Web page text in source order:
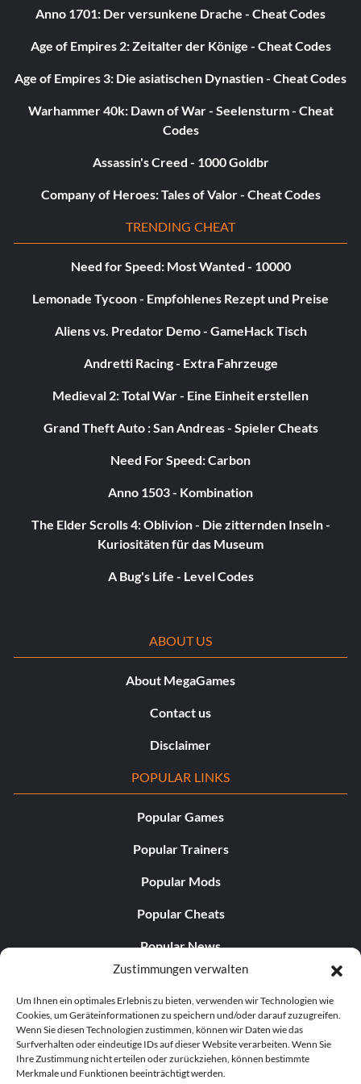
Zustimmungen verwalten
Um Ihnen ein optimales Erlebnis zu bieten, verwenden wir Technologien wie
Cookies, um Geräteinformationen zu speichern und/oder darauf zuzugreifen.
Wenn Sie diesen Technologien zustimmen, können wir Daten wie das
Surfverhalten oder eindeutige IDs auf dieser Website verarbeiten. Wenn Sie
Ihre Zustimmung nicht erteilen oder zurückziehen, können bestimmte
Merkmale und Funktionen beeinträchtigt werden.
Anno 1701: Der versunkene Drache - Cheat Codes
Age of Empires 2: Zeitalter der Könige - Cheat Codes
Age of Empires 3: Die asiatischen Dynastien - Cheat Codes
Warhammer 40k: Dawn of War - Seelensturm - Cheat
Codes
Assassin's Creed - 1000 Goldbr
Company of Heroes: Tales of Valor - Cheat Codes
TRENDING CHEAT
Need for Speed: Most Wanted - 10000
Lemonade Tycoon - Empfohlenes Rezept und Preise
Aliens vs. Predator Demo - GameHack Tisch
Andretti Racing - Extra Fahrzeuge
Medieval 2: Total War - Eine Einheit erstellen
Grand Theft Auto : San Andreas - Spieler Cheats
Need For Speed: Carbon
Anno 1503 - Kombination
The Elder Scrolls 4: Oblivion - Die zitternden Inseln -
Kuriositäten für das Museum
A Bug's Life - Level Codes
ABOUT US
About MegaGames
Contact us
Disclaimer
POPULAR LINKS
Popular Games
Popular Trainers
Popular Mods
Popular Cheats
Popular News
Popular Editorials
Popular Free Games
LATEST UPDATES